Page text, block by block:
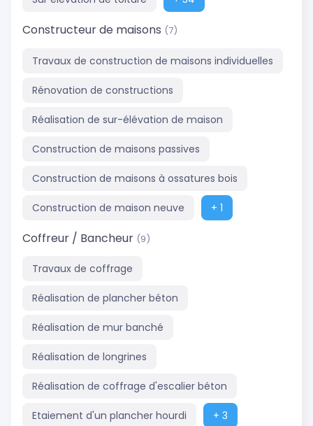
Constructeur de maisons (7)
Travaux de construction de maisons individuelles
Rénovation de constructions
Réalisation de sur-élévation de maison
Construction de maisons passives
Construction de maisons à ossatures bois
Construction de maison neuve + 1
Coffreur / Bancheur (9)
Travaux de coffrage
Réalisation de plancher béton
Réalisation de mur banché
Réalisation de longrines
Réalisation de coffrage d'escalier béton
Etaiement d'un plancher hourdi + 3